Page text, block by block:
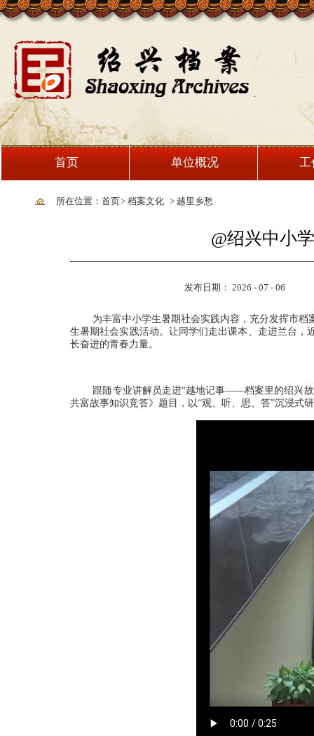
首页 单位概况 工
所在位置：首页> 档案文化 > 越里乡愁
@绍兴中小
发布日期： 2026 - 07 - 06
为丰富中小学生暑期社会实践内容，充分发挥市档
生暑期社会实践活动。让同学们走出课本、走进兰台，
长奋进的青春力量。
跟随专业讲解员走进“越地记事——档案里的绍兴
共富故事知识竞答》题目， 以“观、听、思、答”沉浸式